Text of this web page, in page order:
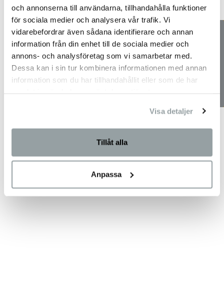
och annonserna till användarna, tillhandahålla funktioner
för sociala medier och analysera vår trafik. Vi
vidarebefordrar även sådana identifierare och annan
information från din enhet till de sociala medier och
annons- och analysföretag som vi samarbetar med.
Dessa kan i sin tur kombinera informationen med annan
information som du har tillhandahållit eller som de har
Visa detaljer
Tillåt alla
Anpassa